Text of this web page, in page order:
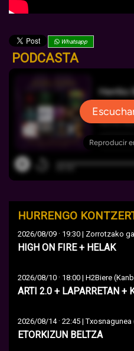
Whatsapp
PODCASTA
HURRENGO
2026/08/09 · 19:30 | Zorrotzako
HIGH ON FIRE + HELAK
2026/08/10 · 18:00 | H2Biere
ARTI 2.0 + LAPARRETAN +
2026/08/14· 22:45 |
ETORKIZUN BELTZA